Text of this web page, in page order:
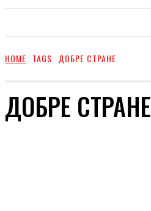
HOME TAGS ДОБРЕ СТРАНЕ
ДОБРЕ СТРАНЕ